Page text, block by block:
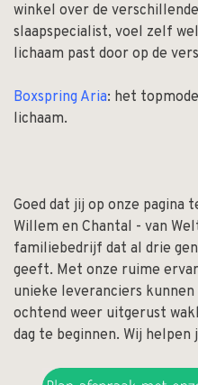
winkel over de
slaapspecialist, voel zelf
lichaam past door op de
Boxspring Aria: het
lichaam.
Goed dat jij op onze pagina
Willem en Chantal - van
familiebedrijf dat al drie
geeft. Met onze ruime
unieke leveranciers
ochtend weer uitgerust
dag te beginnen. Wij helpen